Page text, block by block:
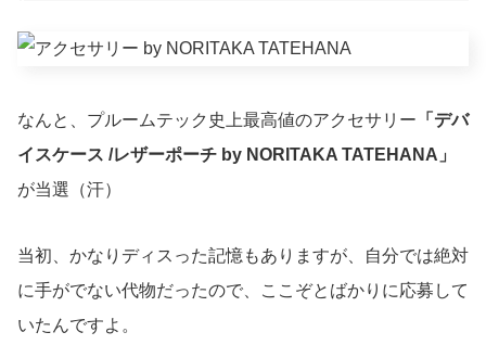
なんと、プルームテック史上最高値のアクセサリー 「 デバ
イスケース /レザーポーチ by NORITAKA TATEHANA 」
が当選（汗）
当初、かなりディスった記憶もありますが、自分では絶対
に手がでない代物だったので、ここぞとばかりに応募して
いたんですよ。